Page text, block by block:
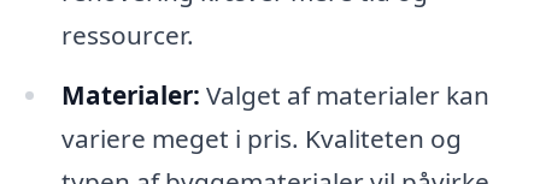
ressourcer.
Materialer: Valget af materialer kan
variere meget i pris. Kvaliteten og